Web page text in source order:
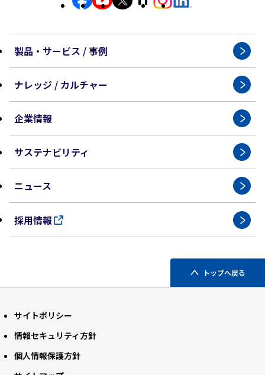
製品・サービス / 事例
ナレッジ / カルチャー
企業情報
サステナビリティ
ニュース
採用情報
トップへ戻る
サイトポリシー
情報セキュリティ方針
個人情報保護方針